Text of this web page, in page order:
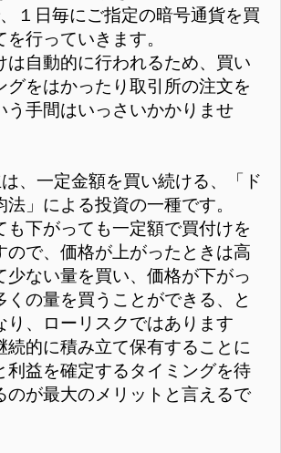
１日毎にご指定の暗号通貨を買
行っていきます。
は自動的に行われるため、買い
グをはかったり取引所の注文を
う手間はいっさいかかりませ
、一定金額を買い続ける、「ド
法」による投資の一種です。
も下がっても一定額で買付けを
ので、価格が上がったときは高
少ない量を買い、価格が下がっ
くの量を買うことができる、と
り、ローリスクではあります
続的に積み立て保有することに
利益を確定するタイミングを待
のが最大のメリットと言えるで